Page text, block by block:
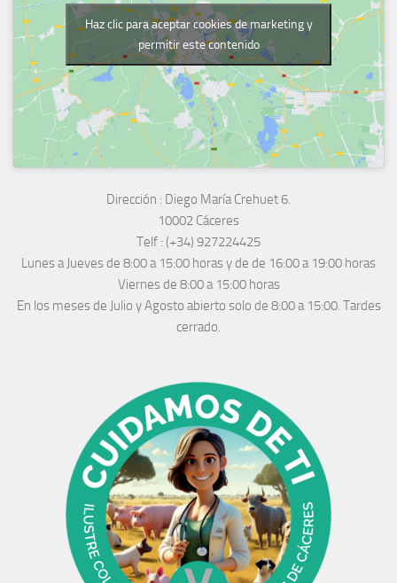
Haz clic para aceptar cookies de marketing y
permitir este contenido
Dirección : Diego María Crehuet 6.
10002 Cáceres
Telf : (+34) 927224425
Lunes a Jueves de 8:00 a 15:00 horas y de de 16:00 a 19:00 horas
Viernes de 8:00 a 15:00 horas
En los meses de Julio y Agosto abierto solo de 8:00 a 15:00. Tardes
cerrado.